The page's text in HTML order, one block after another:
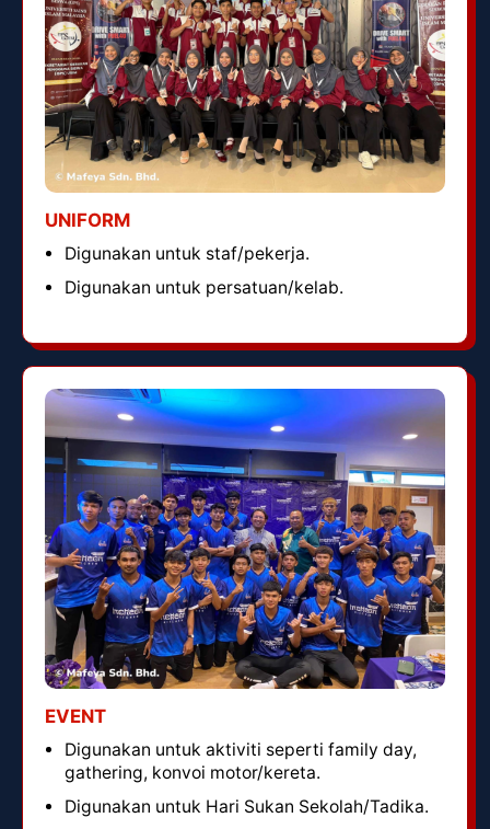
UNIFORM
Digunakan untuk staf/pekerja.
Digunakan untuk persatuan/kelab.
EVENT
Digunakan untuk aktiviti seperti family day,
gathering, konvoi motor/kereta.
Digunakan untuk Hari Sukan Sekolah/Tadika.